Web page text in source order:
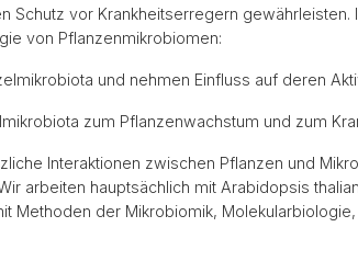
vor Krankheitserregern
von Pflanzenmikrobiomen:
und nehmen Einfluss auf deren
zum Pflanzenwachstum und zum
Interaktionen zwischen Pflanzen und
arbeiten hauptsächlich mit Arabidopsis
Methoden der Mikrobiomik,